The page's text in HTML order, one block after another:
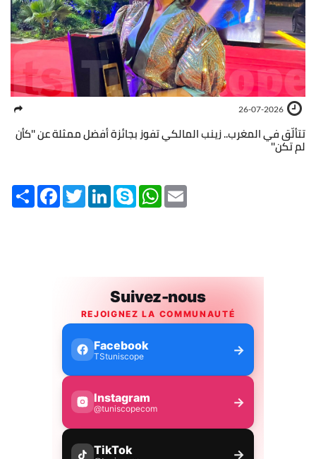
26-07-2026
تتألّق في المغرب.. زينب المالكي تفوز بجائزة أفضل ممثلة عن ''كأن
لم تكن''
Share FacebookTwitterLinkedInSkype WhatsApp